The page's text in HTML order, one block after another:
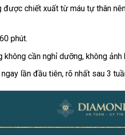
chiết xuất từ máu tự thân
phút.
không cần nghỉ dưỡng, không
lần đầu tiên, rõ nhất sau 3